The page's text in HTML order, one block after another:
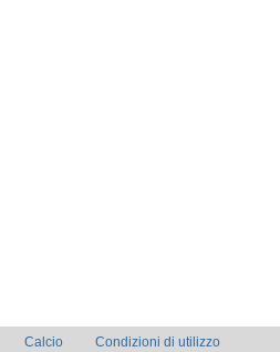
Calcio Condizioni di utilizzo